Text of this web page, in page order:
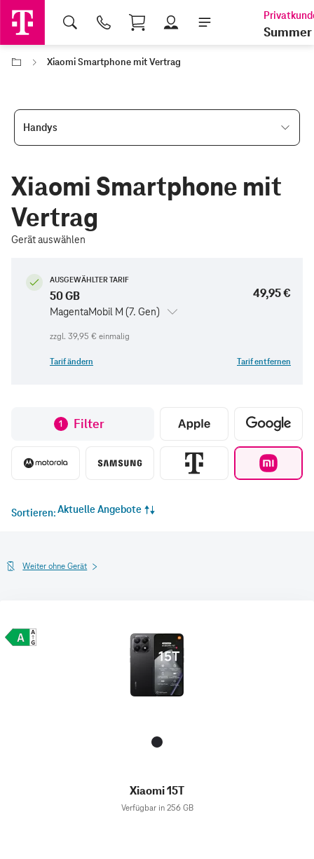
Shopping Cart
Summer
Xiaomi Smartphone mit Vertrag
Handys
Xiaomi Smartphone mit
Vertrag
Gerät auswählen
AUSGEWÄHLTER TARIF
50 GB
MagentaMobil M (7. Gen)
49,95 €
zzgl. 39,95 € einmalig
Tarif ändern Tarif entfernen
1 Filter
Sortieren Aktuelle Angebote
Weiter ohne Gerät
Xiaomi 15T
Verfügbar in 256 GB